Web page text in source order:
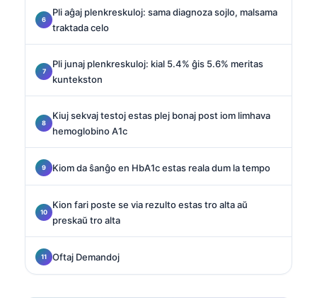
Pli aĝaj plenkreskuloj: sama diagnoza sojlo, malsama
traktada celo
Pli junaj plenkreskuloj: kial 5.4% ĝis 5.6% meritas
kuntekston
Kiuj sekvaj testoj estas plej bonaj post iom limhava
hemoglobino A1c
Kiom da ŝanĝo en HbA1c estas reala dum la tempo
Kion fari poste se via rezulto estas tro alta aŭ
preskaŭ tro alta
Oftaj Demandoj